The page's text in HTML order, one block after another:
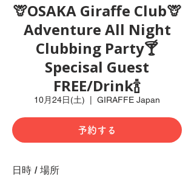
🦒OSAKA Giraffe Club🦒
Adventure All Night
Clubbing Party🍸
Specisal Guest
FREE/Drink🍾
10月24日(土) GIRAFFE Japan
予約する
日時 / 場所